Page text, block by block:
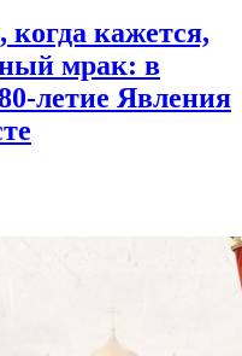
когда кажется,
мрак: в
Явления